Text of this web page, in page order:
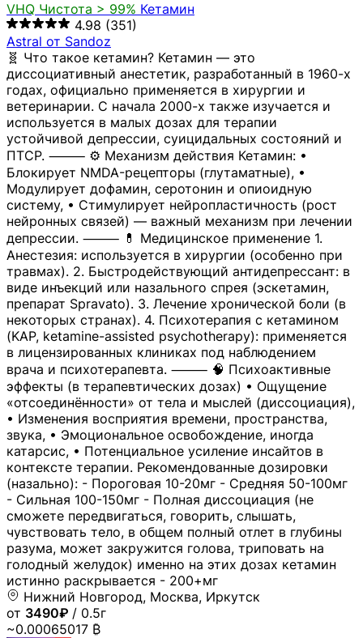
VHQ Чистота > 99% Кетамин
4.98 (351)
Astral от Sandoz
🧬 Что такое кетамин? Кетамин — это
диссоциативный анестетик, разработанный в 1960-х
годах, официально применяется в хирургии и
ветеринарии. С начала 2000-х также изучается и
используется в малых дозах для терапии
устойчивой депрессии, суицидальных состояний и
ПТСР. ⸻ ⚙️ Механизм действия Кетамин: •
Блокирует NMDA-рецепторы (глутаматные), •
Модулирует дофамин, серотонин и опиоидную
систему, • Стимулирует нейропластичность (рост
нейронных связей) — важный механизм при лечении
депрессии. ⸻ 💊 Медицинское применение 1.
Анестезия: используется в хирургии (особенно при
травмах). 2. Быстродействующий антидепрессант: в
виде инъекций или назального спрея (эскетамин,
препарат Spravato). 3. Лечение хронической боли (в
некоторых странах). 4. Психотерапия с кетамином
(KAP, ketamine-assisted psychotherapy): применяется
в лицензированных клиниках под наблюдением
врача и психотерапевта. ⸻ 🧠 Психоактивные
эффекты (в терапевтических дозах) • Ощущение
«отсоединённости» от тела и мыслей (диссоциация),
• Изменения восприятия времени, пространства,
звука, • Эмоциональное освобождение, иногда
катарсис, • Потенциальное усиление инсайтов в
контексте терапии. Рекомендованные дозировки
(назально): - Пороговая 10-20мг - Средняя 50-100мг
- Сильная 100-150мг - Полная диссоциация (не
сможете передвигаться, говорить, слышать,
чувствовать тело, в общем полный отлет в глубины
разума, может закружится голова, триповать на
голодный желудок) именно на этих дозах кетамин
истинно раскрывается - 200+мг
Нижний Новгород, Москва, Иркутск
от 3490₽ / 0.5г
~0.00065017 ₿